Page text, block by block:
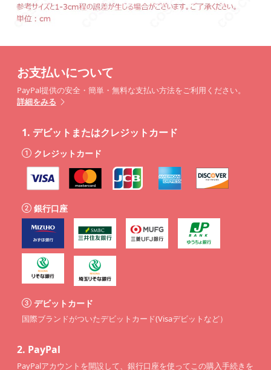
お支払いについて
PayPal提供の安全・簡単・無料な支払い方法をご利用ください。
詳細をみる
1. デビットまたはクレジットカード
クレジットカード
銀行口座
デビットカード
国際ブランドがついたデビットカード(Visaデビットなど）
2. PayPal
PayPalアカウントを開設して、銀行口座を使ってこの購入手続きを